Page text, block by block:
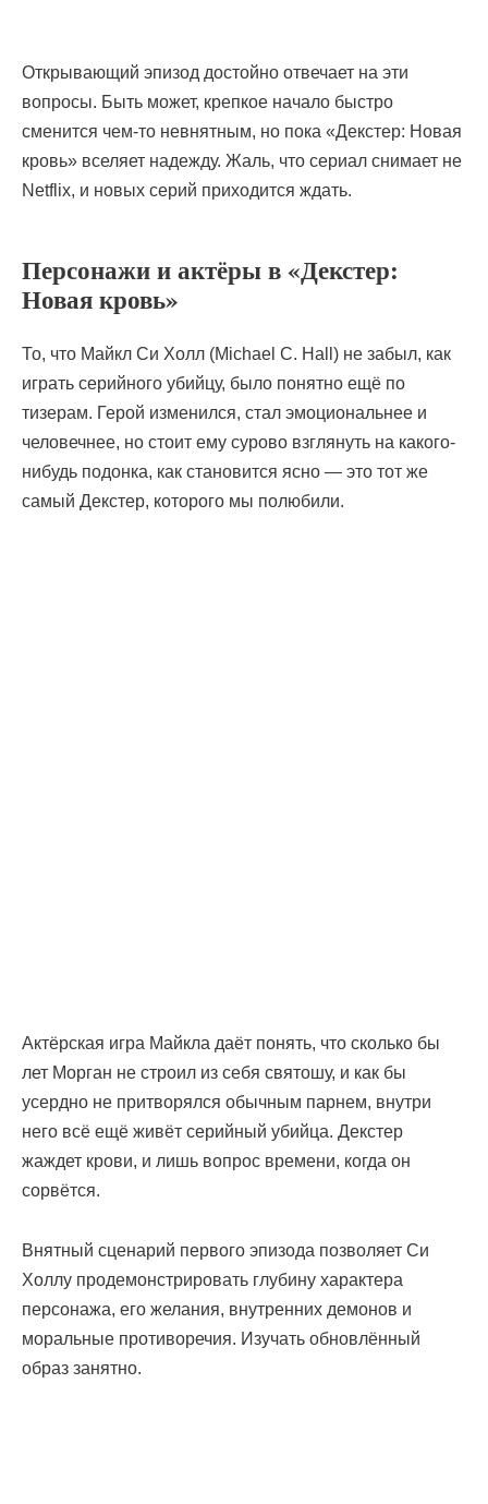
Открывающий эпизод достойно отвечает на эти
вопросы. Быть может, крепкое начало быстро
сменится чем-то невнятным, но пока «Декстер: Новая
кровь» вселяет надежду. Жаль, что сериал снимает не
Netflix, и новых серий приходится ждать.
Персонажи и актёры в «Декстер:
Новая кровь»
То, что Майкл Си Холл (Michael C. Hall) не забыл, как
играть серийного убийцу, было понятно ещё по
тизерам. Герой изменился, стал эмоциональнее и
человечнее, но стоит ему сурово взглянуть на какого-
нибудь подонка, как становится ясно — это тот же
самый Декстер, которого мы полюбили.
Актёрская игра Майкла даёт понять, что сколько бы
лет Морган не строил из себя святошу, и как бы
усердно не притворялся обычным парнем, внутри
него всё ещё живёт серийный убийца. Декстер
жаждет крови, и лишь вопрос времени, когда он
сорвётся.
Внятный сценарий первого эпизода позволяет Си
Холлу продемонстрировать глубину характера
персонажа, его желания, внутренних демонов и
моральные противоречия. Изучать обновлённый
образ занятно.